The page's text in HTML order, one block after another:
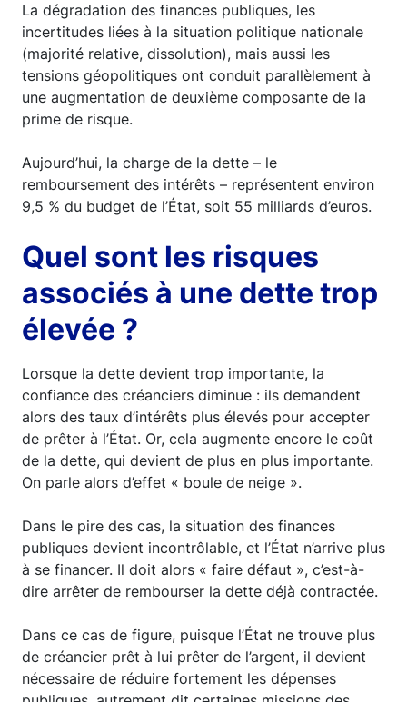
La dégradation des finances publiques, les
incertitudes liées à la situation politique nationale
(majorité relative, dissolution), mais aussi les
tensions géopolitiques ont conduit parallèlement à
une augmentation de deuxième composante de la
prime de risque.
Aujourd’hui, la charge de la dette – le
remboursement des intérêts – représentent environ
9,5 % du budget de l’État, soit 55 milliards d’euros.
Quel sont les risques
associés à une dette trop
élevée ?
Lorsque la dette devient trop importante, la
confiance des créanciers diminue : ils demandent
alors des taux d’intérêts plus élevés pour accepter
de prêter à l’État. Or, cela augmente encore le coût
de la dette, qui devient de plus en plus importante.
On parle alors d’effet « boule de neige ».
Dans le pire des cas, la situation des finances
publiques devient incontrôlable, et l’État n’arrive plus
à se financer. Il doit alors « faire défaut », c’est-à-
dire arrêter de rembourser la dette déjà contractée.
Dans ce cas de figure, puisque l’État ne trouve plus
de créancier prêt à lui prêter de l’argent, il devient
nécessaire de réduire fortement les dépenses